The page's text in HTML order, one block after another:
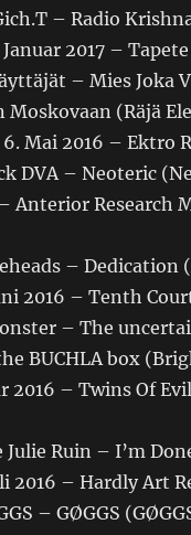
– Radio
2017 –
– Mies Joka
Moskovaan (Räjä
Mai 2016 – Ektro
DVA – Neoteric
Anterior Research
– Dedication
2016 – Tenth
– The
BUCHLA box
2016 – Twins Of Evil
Julie Ruin – I’m
2016 – Hardly Art
– GØGGS